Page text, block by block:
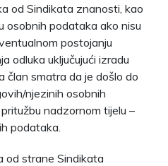
od Sindikata znanosti, kao
osobnih podataka ako nisu
postojanju
odluka uključujući izradu
član smatra da je došlo do
njezinih osobnih
nadzornom tijelu –
podataka.
od strane Sindikata